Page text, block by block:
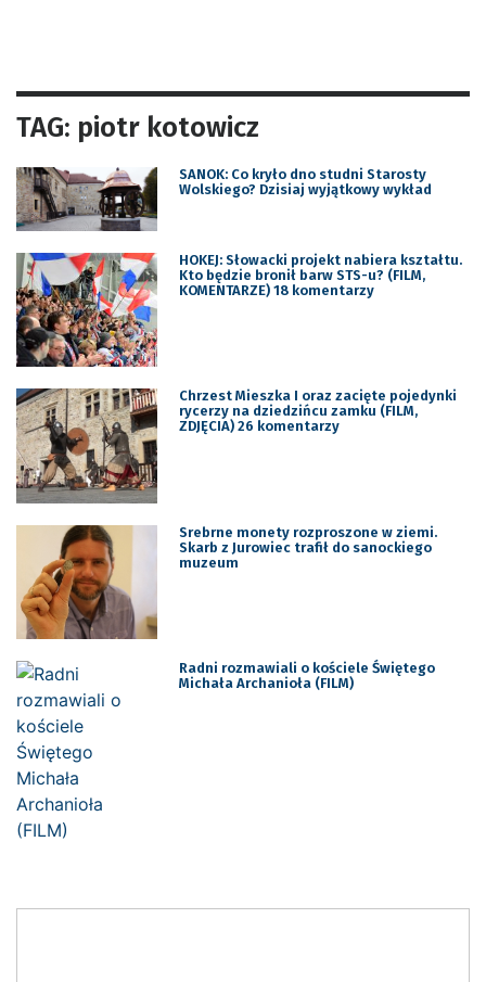
TAG: piotr kotowicz
SANOK: Co kryło dno studni Starosty
Wolskiego? Dzisiaj wyjątkowy wykład
HOKEJ: Słowacki projekt nabiera kształtu.
Kto będzie bronił barw STS-u? (FILM,
KOMENTARZE) 18 komentarzy
Chrzest Mieszka I oraz zacięte pojedynki
rycerzy na dziedzińcu zamku (FILM,
ZDJĘCIA) 26 komentarzy
Srebrne monety rozproszone w ziemi.
Skarb z Jurowiec trafił do sanockiego
muzeum
Radni rozmawiali o kościele Świętego
Michała Archanioła (FILM)